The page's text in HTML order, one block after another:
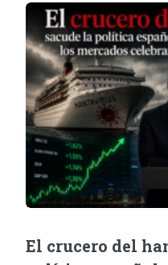
El crucero del